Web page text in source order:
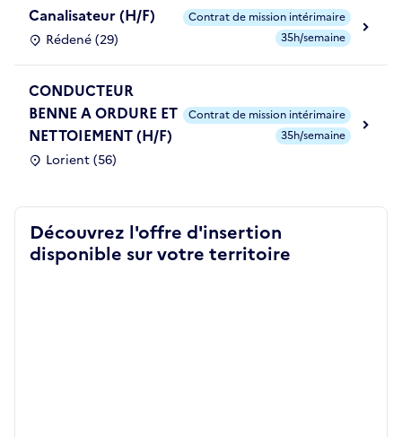
Canalisateur (H/F)
Rédené (29)
Contrat de mission intérimaire
35h/semaine
CONDUCTEUR
BENNE A ORDURE ET
NETTOIEMENT (H/F)
Lorient (56)
Contrat de mission intérimaire
35h/semaine
Découvrez l'offre d'insertion
disponible sur votre territoire